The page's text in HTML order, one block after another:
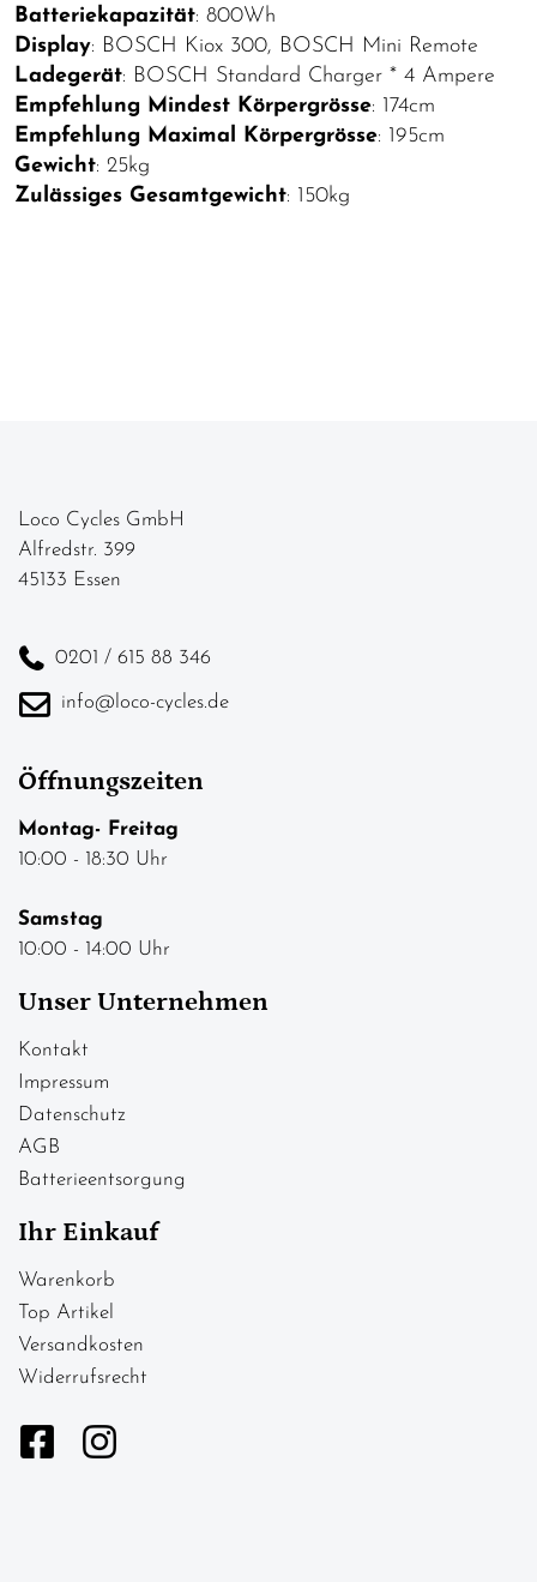
Batteriekapazität: 800Wh
Display: BOSCH Kiox 300, BOSCH Mini Remote
Ladegerät: BOSCH Standard Charger * 4 Ampere
Empfehlung Mindest Körpergrösse: 174cm
Empfehlung Maximal Körpergrösse: 195cm
Gewicht: 25kg
Zulässiges Gesamtgewicht: 150kg
Loco Cycles GmbH
Alfredstr. 399
45133 Essen
0201 / 615 88 346
info@loco-cycles.de
Öffnungszeiten
Montag- Freitag
10:00 - 18:30 Uhr
Samstag
10:00 - 14:00 Uhr
Unser Unternehmen
Kontakt
Impressum
Datenschutz
AGB
Batterieentsorgung
Ihr Einkauf
Warenkorb
Top Artikel
Versandkosten
Widerrufsrecht